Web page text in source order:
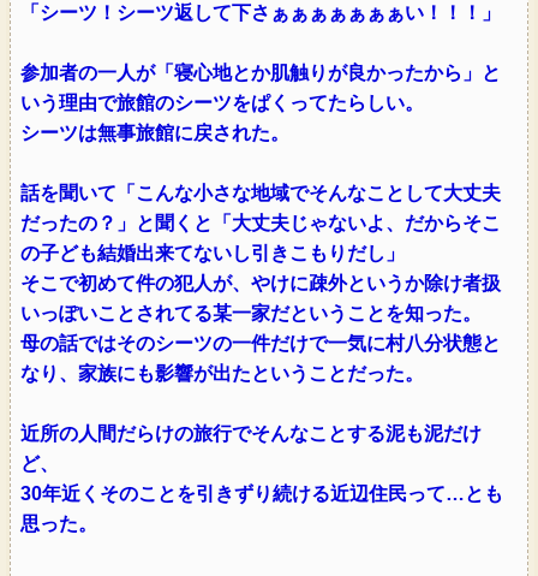
「シーツ！シーツ返して下さぁぁぁぁぁぁぁい！！！」
参加者の一人が「寝心地とか肌触りが良かったから」と
いう理由で旅館のシーツをぱくってたらしい。
シーツは無事旅館に戻された。
話を聞いて「こんな小さな地域でそんなことして大丈夫
だったの？」と聞くと「大丈夫じゃないよ、だからそこ
の子ども結婚出来てないし引きこもりだし」
そこで初めて件の犯人が、やけに疎外というか除け者扱
いっぽいことされてる某一家だということを知った。
母の話ではそのシーツの一件だけで一気に村八分状態と
なり、家族にも影響が出たということだった。
近所の人間だらけの旅行でそんなことする泥も泥だけ
ど、
30年近くそのことを引きずり続ける近辺住民って…とも
思った。